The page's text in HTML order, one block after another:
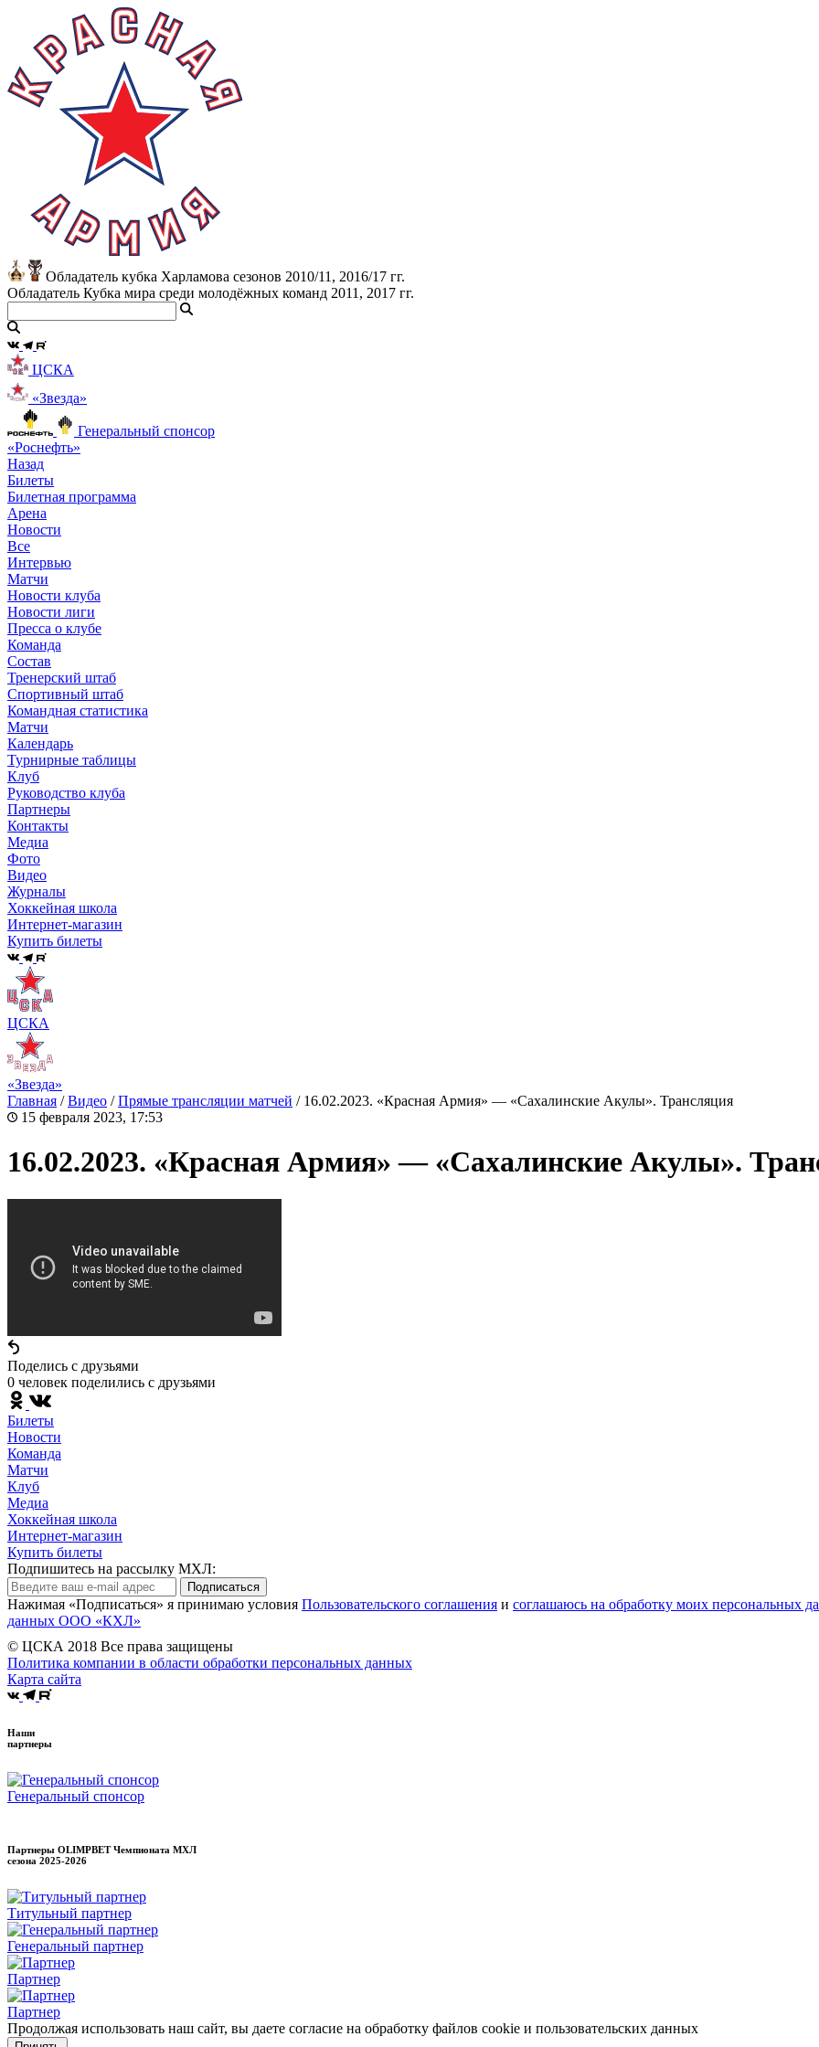
Обладатель кубка Харламова сезонов 2010/11, 2016/17 гг.
Обладатель Кубка мира среди молодёжных команд 2011, 2017 гг.
ЦСКА
«Звезда»
Генеральный спонсор
«Роснефть»
Назад
Билеты
Билетная программа
Арена
Новости
Все
Интервью
Матчи
Новости клуба
Новости лиги
Пресса о клубе
Команда
Состав
Тренерский штаб
Спортивный штаб
Командная статистика
Матчи
Календарь
Турнирные таблицы
Клуб
Руководство клуба
Партнеры
Контакты
Медиа
Фото
Видео
Журналы
Хоккейная школа
Интернет-магазин
Купить билеты
ЦСКА
«Звезда»
Главная /Видео /Прямые трансляции матчей / 16.02.2023. «Красная Армия» — «Сахалинские Акулы». Трансляция
15 февраля 2023, 17:53
16.02.2023. «Красная Армия» — «Сахалинские Акулы».
Поделись c друзьями
0 человек поделились c друзьями
Билеты
Новости
Команда
Матчи
Клуб
Медиа
Хоккейная школа
Интернет-магазин
Купить билеты
Подпишитесь на рассылку МХЛ:
Подписаться
Нажимая «Подписаться» я принимаю условия Пользовательского соглашения и соглашаюсь на обработку моих персональных
данных ООО «КХЛ»
© ЦСКА 2018 Все права защищены
Политика компании в области обработки персональных данных
Карта сайта
Наши
партнеры
Генеральный спонсор
Партнеры OLIMPBET Чемпионата МХЛ
сезона 2025-2026
Титульный партнер
Генеральный партнер
Партнер
Партнер
Продолжая использовать наш сайт, вы даете согласие на обработку файлов cookie и пользовательских данных